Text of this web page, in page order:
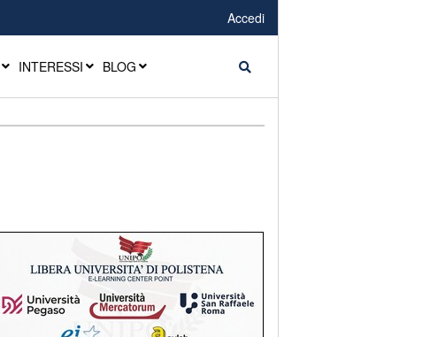
Accedi
INTERESSI BLOG